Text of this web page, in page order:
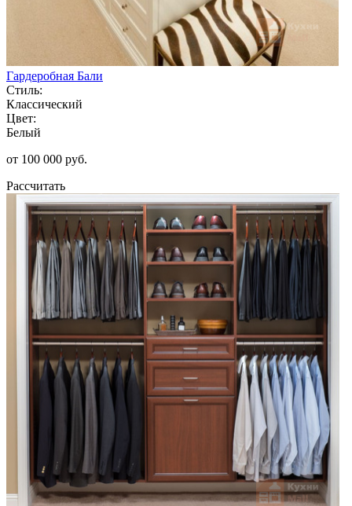
Гардеробная Бали
Стиль:
Классический
Цвет:
Белый
от 100 000 руб.
Рассчитать